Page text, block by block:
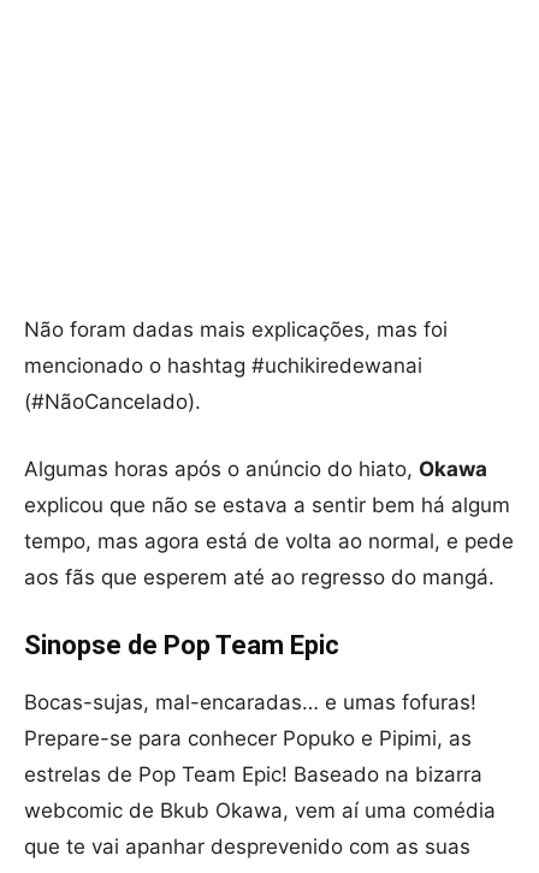
Não foram dadas mais explicações, mas foi
mencionado o hashtag #uchikiredewanai
(#NãoCancelado).
Algumas horas após o anúncio do hiato, Okawa
explicou que não se estava a sentir bem há algum
tempo, mas agora está de volta ao normal, e pede
aos fãs que esperem até ao regresso do mangá.
Sinopse de Pop Team Epic
Bocas-sujas, mal-encaradas… e umas fofuras!
Prepare-se para conhecer Popuko e Pipimi, as
estrelas de Pop Team Epic! Baseado na bizarra
webcomic de Bkub Okawa, vem aí uma comédia
que te vai apanhar desprevenido com as suas